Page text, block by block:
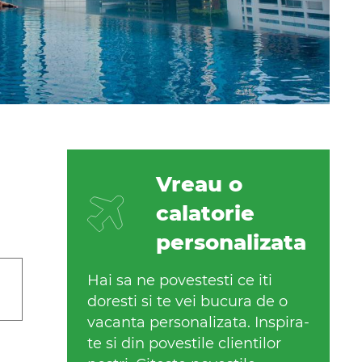
Vreau o
calatorie
personalizata
Hai sa ne povestesti ce iti
doresti si te vei bucura de o
vacanta personalizata. Inspira-
te si din povestile clientilor